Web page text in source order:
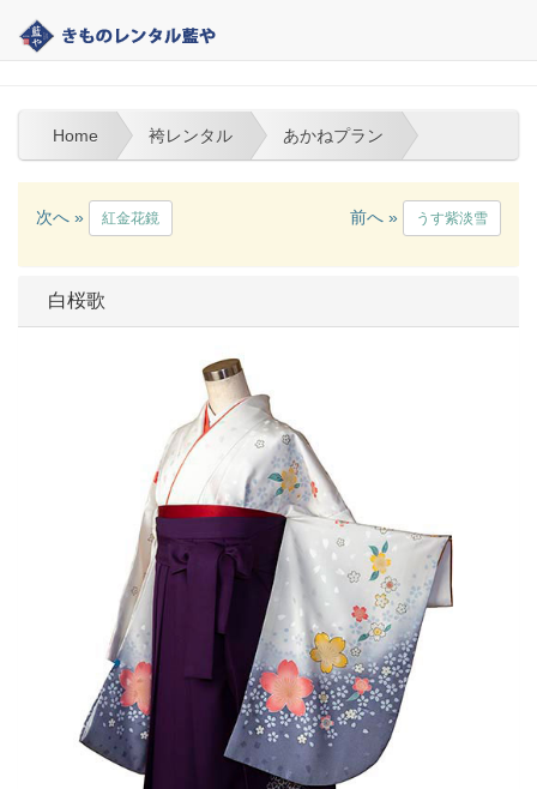
大分 | きものレンタル藍や | 袴レンタル
Home 袴レンタル あかねプラン
次へ » 紅金花鏡 前へ » うす紫淡雪
白桜歌